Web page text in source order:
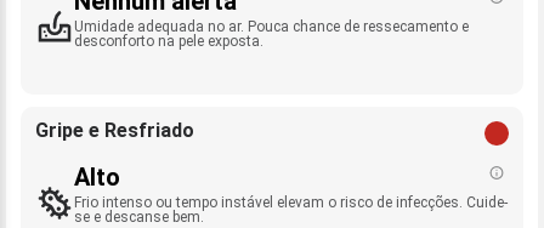
Umidade adequada no ar. Pouca chance de ressecamento e
desconforto na pele exposta.
Gripe e Resfriado
Alto
Frio intenso ou tempo instável elevam o risco de infecções. Cuide-
se e descanse bem.